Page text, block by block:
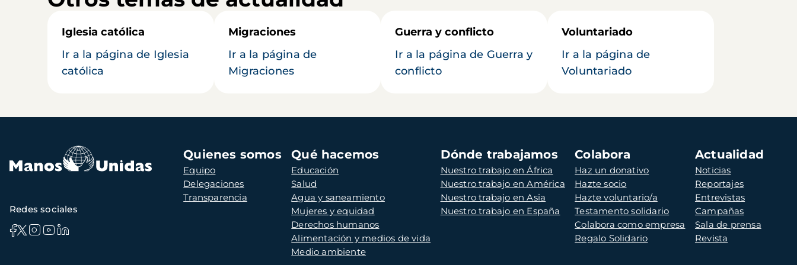
Iglesia católica
Ir a la página de Iglesia
católica
Migraciones
Ir a la página de
Migraciones
Guerra y conflicto
Ir a la página de Guerra y
conflicto
Voluntariado
Ir a la página de
Voluntariado
Navegación
principal
Quienes somos
Equipo
Delegaciones
Transparencia
Qué hacemos
Educación
Salud
Agua y saneamiento
Mujeres y equidad
Derechos humanos
Alimentación y medios de vida
Medio ambiente
Dónde trabajamos
Nuestro trabajo en África
Nuestro trabajo en América
Nuestro trabajo en Asia
Nuestro trabajo en España
Colabora
Haz un donativo
Hazte socio
Hazte voluntario/a
Testamento solidario
Colabora como empresa
Regalo Solidario
Actualidad
Noticias
Reportajes
Entrevistas
Campañas
Sala de prensa
Revista
Redes sociales